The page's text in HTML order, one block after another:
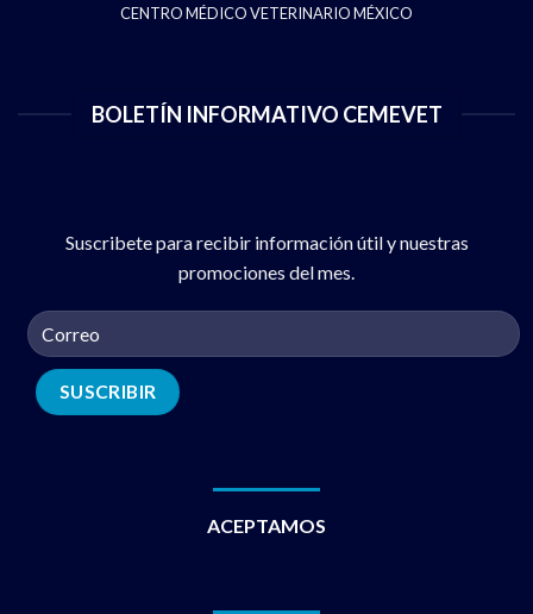
CENTRO MÉDICO VETERINARIO MÉXICO
BOLETÍN INFORMATIVO CEMEVET
Suscribete para recibir información útil y nuestras
promociones del mes.
ACEPTAMOS